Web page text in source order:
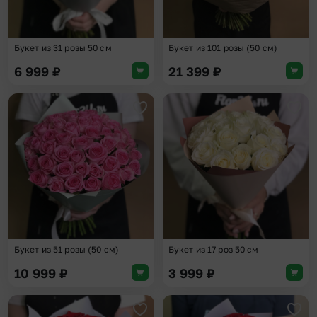
Букет из 31 розы 50 см
6 999 ₽
Букет из 101 розы (50 см)
21 399 ₽
Добавить в избранное
Букет из 51 розы (50 см)
10 999 ₽
Букет из 17 роз 50 см
3 999 ₽